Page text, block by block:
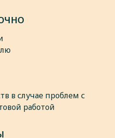
в случае проблем с
работой